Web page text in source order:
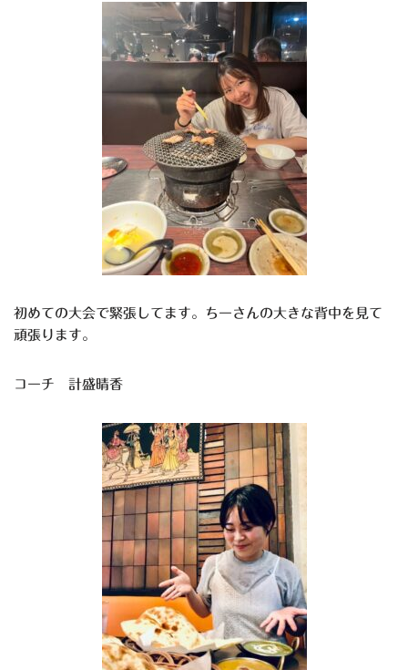
初めての大会で緊張してます。ちーさんの大きな背中を見て
頑張ります。
コーチ 計盛晴香